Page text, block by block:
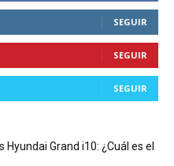
SEGUIR
SEGUIR
SEGUIR
Grand i10: ¿Cuál es el